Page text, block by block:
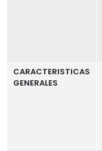
CARACTERISTICAS
GENERALES